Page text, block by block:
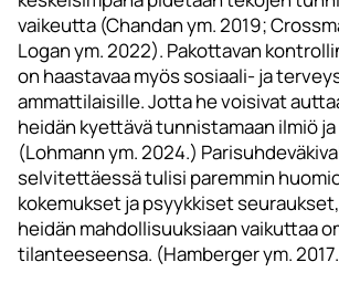
vaikeutta (Chandan ym. 2019;
Logan ym. 2022). Pakottavan
on haastavaa myös sosiaali- ja
ammattilaisille. Jotta he voisivat
heidän kyettävä tunnistamaan ilmiö
(Lohmann ym. 2024.)
selvitettäessä tulisi paremmin
kokemukset ja psyykkiset
heidän mahdollisuuksiaan vaikuttaa
tilanteeseensa. (Hamberger ym.